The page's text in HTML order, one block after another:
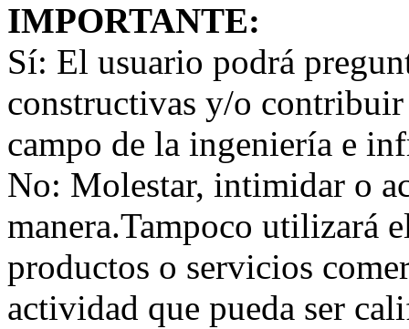
IMPORTANTE:
Sí: El usuario podrá
constructivas y/o
campo de la ingeniería e
No: Molestar, intimidar o
manera.Tampoco utilizará
productos o servicios
actividad que pueda ser